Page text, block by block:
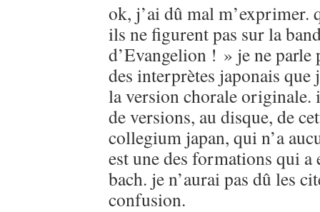
ok, j’ai dû mal m’exprimer.
ils ne figurent pas sur la
d’Evangelion ! » je ne parle
des interprètes japonais que
la version chorale originale.
de versions, au disque, de
collegium japan, qui n’a
est une des formations qui a
bach. je n’aurai pas dû les
confusion.